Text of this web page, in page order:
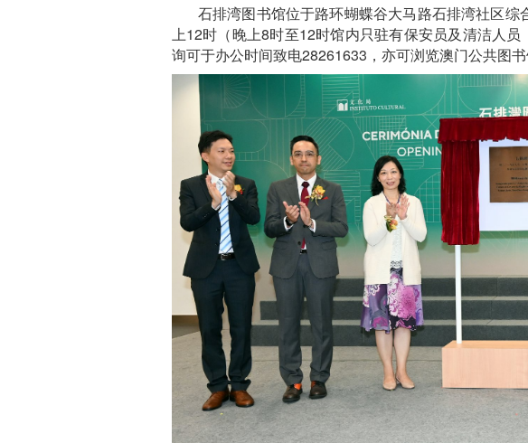
石排湾图书馆位于路环蝴蝶谷大马路石排湾社区综
上12时（晚上8时至12时馆内只驻有保安员及清洁人
询可于办公时间致电28261633，亦可浏览澳门公共图书